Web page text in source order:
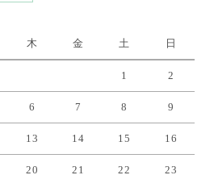
木 金 土 日
1 2
6 7 8 9
13 14 15 16
20 21 22 23